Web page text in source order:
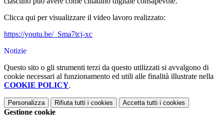
Clicca qui per visualizzare il video lavoro realizzato:
https://youtu.be/_Sma7tcj-xc
Notizie
Questo sito o gli strumenti terzi da questo utilizzati si avvalgono di
cookie necessari al funzionamento ed utili alle finalità illustrate nella
COOKIE POLICY.
Personalizza Rifiuta tutti i cookies Accetta tutti i cookies
Gestione cookie